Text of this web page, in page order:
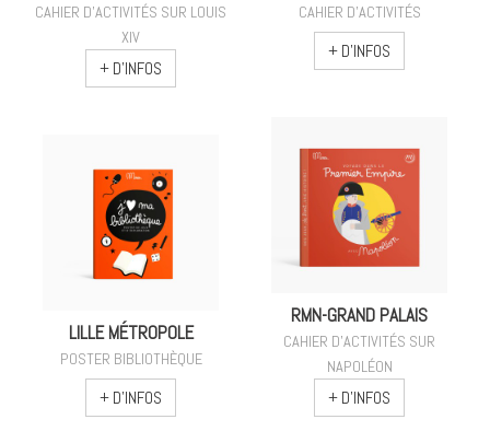
CAHIER D'ACTIVITÉS SUR LOUIS
XIV
+ D'INFOS
CAHIER D'ACTIVITÉS
+ D'INFOS
RMN-GRAND PALAIS
CAHIER D'ACTIVITÉS SUR
NAPOLÉON
+ D'INFOS
LILLE MÉTROPOLE
POSTER BIBLIOTHÈQUE
+ D'INFOS